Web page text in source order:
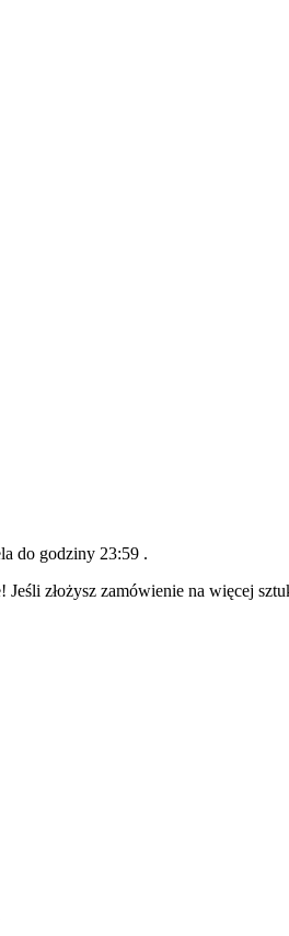
do godziny 23:59 .
złożysz zamówienie na więcej